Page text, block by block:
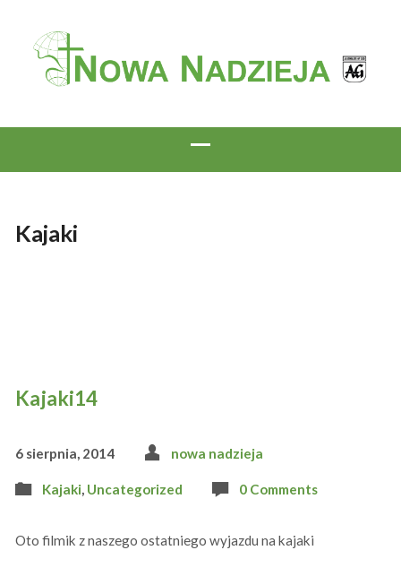
Kajaki
Kajaki14
6 sierpnia, 2014 nowa nadzieja
Kajaki, Uncategorized 0 Comments
Oto filmik z naszego ostatniego wyjazdu na kajaki